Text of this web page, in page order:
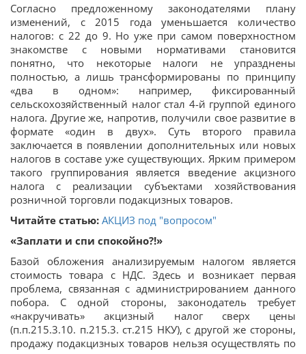
Согласно предложенному законодателями плану
изменений, с 2015 года уменьшается количество
налогов: с 22 до 9. Но уже при самом поверхностном
знакомстве с новыми нормативами становится
понятно, что некоторые налоги не упразднены
полностью, а лишь трансформированы по принципу
«два в одном»: например, фиксированный
сельскохозяйственный налог стал 4-й группой единого
налога. Другие же, напротив, получили свое развитие в
формате «один в двух». Суть второго правила
заключается в появлении дополнительных или новых
налогов в составе уже существующих. Ярким примером
такого группирования является введение акцизного
налога с реализации субъектами хозяйствования
розничной торговли подакцизных товаров.
Читайте статью: АКЦИЗ под "вопросом"
«Заплати и спи спокойно?!»
Базой обложения анализируемым налогом является
стоимость товара с НДС. Здесь и возникает первая
проблема, связанная с администрированием данного
побора. С одной стороны, законодатель требует
«накручивать» акцизный налог сверх цены
(п.п.215.3.10. п.215.3. ст.215 НКУ), с другой же стороны,
продажу подакцизных товаров нельзя осуществлять по